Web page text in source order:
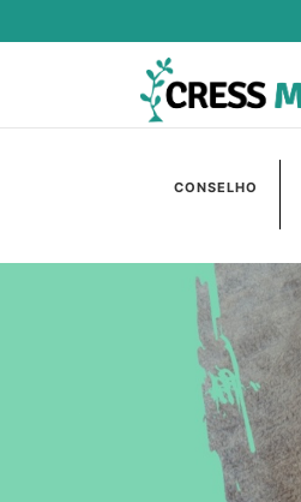
CONSELHO